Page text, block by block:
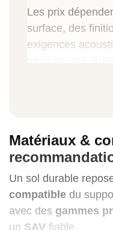
Les prix
surface, des
exigences
Matériaux &
Un sol durable
compatible du
avec des gammes
un SAV fiable.